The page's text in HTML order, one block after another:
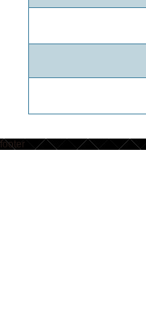
footer